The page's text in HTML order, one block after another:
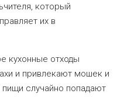
который
их в
кухонные отходы
и привлекают мошек и
случайно попадают